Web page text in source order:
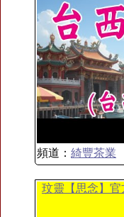
頻道： 綺豐茶業
玟靈【思念】官